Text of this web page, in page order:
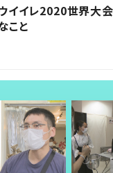
イイレ2020世界大
こと